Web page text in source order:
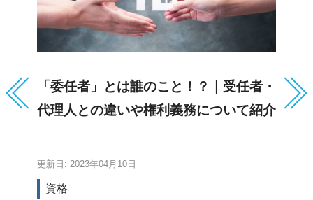
「委任者」とは誰のこと！？｜受任者・
代理人との違いや権利義務について紹介
更新日: 2023年04月10日
資格
共